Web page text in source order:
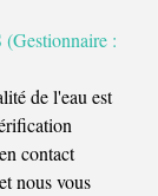
:
de l'eau est
contact
nous vous